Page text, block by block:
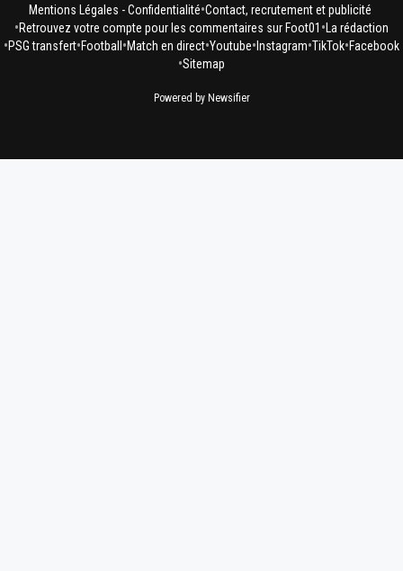
Mentions Légales - Confidentialité•Contact, recrutement et publicité
•Retrouvez votre compte pour les commentaires sur Foot01 • La rédaction
•PSG transfert•Football •Match en direct•Youtube• Instagram•TikTok•Facebook
•Sitemap
Powered by Newsifier